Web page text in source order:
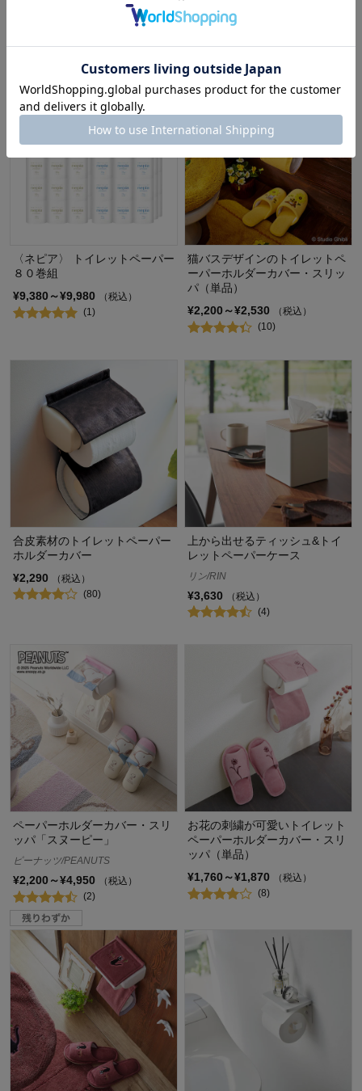
(10)
¥1,540～¥1,870
〈ネピア〉 トイレットペーパー
８０巻組
¥9,380～¥9,980
（税込）
(1)
猫バスデザインのトイレットペ
ーパーホルダーカバー・スリッ
パ（単品）
¥2,200～¥2,530
（税込）
(10)
合皮素材のトイレットペーパー
ホルダーカバー
¥2,290
（税込）
(80)
上から出せるティッシュ&トイ
レットペーパーケース
リン/RIN
¥3,630
（税込）
(4)
ペーパーホルダーカバー・スリ
ッパ「スヌーピー」
ピーナッツ/PEANUTS
¥2,200～¥4,950
（税込）
(2)
お花の刺繍が可愛いトイレット
ペーパーホルダーカバー・スリ
ッパ（単品）
¥1,760～¥1,870
（税込）
(8)